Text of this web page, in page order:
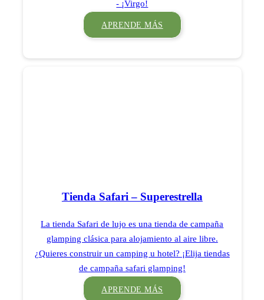
- ¡Virgo!
APRENDE MÁS
Tienda Safari – Superestrella
La tienda Safari de lujo es una tienda de campaña
glamping clásica para alojamiento al aire libre.
¿Quieres construir un camping u hotel? ¡Elija tiendas
de campaña safari glamping!
APRENDE MÁS